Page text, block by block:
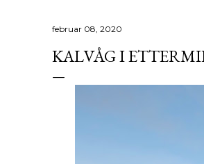
februar 08, 2020
KALVÅG I